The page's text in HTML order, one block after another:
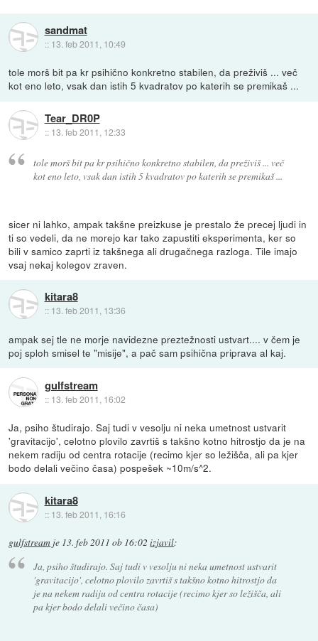
sandmat
:: 13. feb 2011, 10:49
tole morš bit pa kr psihično konkretno stabilen, da preživiš ... več
kot eno leto, vsak dan istih 5 kvadratov po katerih se premikaš ...
Tear_DR0P
:: 13. feb 2011, 12:33
tole morš bit pa kr psihično konkretno stabilen, da preživiš ... več
kot eno leto, vsak dan istih 5 kvadratov po katerih se premikaš ...
sicer ni lahko, ampak takšne preizkuse je prestalo že precej ljudi in
ti so vedeli, da ne morejo kar tako zapustiti eksperimenta, ker so
bili v samico zaprti iz takšnega ali drugačnega razloga. Tile imajo
vsaj nekaj kolegov zraven.
kitara8
:: 13. feb 2011, 13:36
ampak sej tle ne morje navidezne preztežnosti ustvart.... v čem je
poj sploh smisel te "misije", a pač sam psihična priprava al kaj.
gulfstream
:: 13. feb 2011, 16:02
Ja, psiho študirajo. Saj tudi v vesolju ni neka umetnost ustvarit
'gravitacijo', celotno plovilo zavrtiš s takšno kotno hitrostjo da je na
nekem radiju od centra rotacije (recimo kjer so ležišča, ali pa kjer
bodo delali večino časa) pospešek ~10m/s^2.
kitara8
:: 13. feb 2011, 16:16
gulfstream je 13. feb 2011 ob 16:02 izjavil:
Ja, psiho študirajo. Saj tudi v vesolju ni neka umetnost ustvarit
'gravitacijo', celotno plovilo zavrtiš s takšno kotno hitrostjo da
je na nekem radiju od centra rotacije (recimo kjer so ležišča, ali
pa kjer bodo delali večino časa)